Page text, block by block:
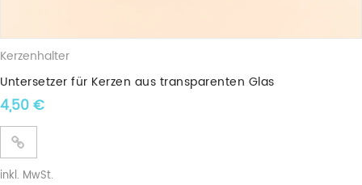
Kerzenhalter
Untersetzer für Kerzen aus transparenten Glas
4,50€
inkl. MwSt.